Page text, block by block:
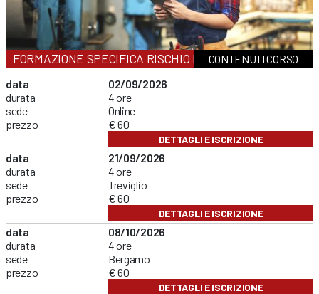
FORMAZIONE SPECIFICA RISCHIO BASSOCONTENUTI CORSO
data
durata
sede
prezzo
02/09/2026
4 ore
Online
€ 60
DETTAGLI E ISCRIZIONE
data
durata
sede
prezzo
21/09/2026
4 ore
Treviglio
€ 60
DETTAGLI E ISCRIZIONE
data
durata
sede
prezzo
08/10/2026
4 ore
Bergamo
€ 60
DETTAGLI E ISCRIZIONE